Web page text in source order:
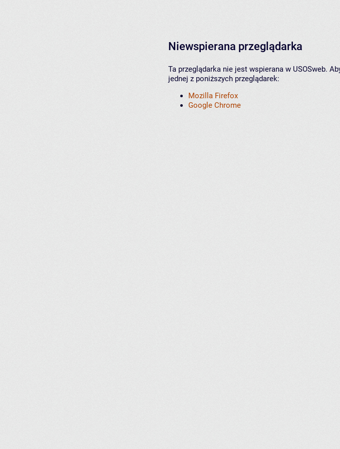
Niewspierana przeglądarka
Ta przeglądarka nie jest wspierana w USOSweb.
jednej z poniższych przeglądarek:
Mozilla Firefox
Google Chrome